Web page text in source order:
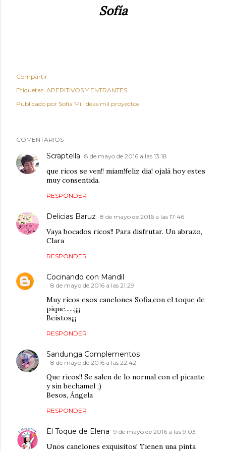
Sofía
Compartir
Etiquetas: APERITIVOS Y ENTRANTES
Publicado por Sofía Mil ideas mil proyectos
COMENTARIOS
Scraptella 8 de mayo de 2016 a las 13:18
que ricos se ven!! miam!feliz dia! ojalá hoy estes
muy consentida.
RESPONDER
Delicias Baruz 8 de mayo de 2016 a las 17:46
Vaya bocados ricos!! Para disfrutar. Un abrazo,
Clara
RESPONDER
Cocinando con Mandil
8 de mayo de 2016 a las 21:29
Muy ricos esos canelones Sofia,con el toque de
pique......¡¡¡¡
Beistos¡¡¡
RESPONDER
Sandunga Complementos
8 de mayo de 2016 a las 22:42
Que ricos!! Se salen de lo normal con el picante
y sin bechamel ;)
Besos, Ángela
RESPONDER
El Toque de Elena 9 de mayo de 2016 a las 9:03
Unos canelones exquisitos! Tienen una pinta